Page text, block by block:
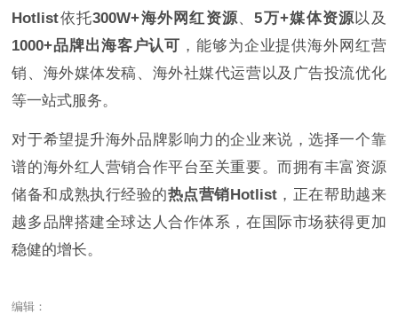
Hotlist依托300W+海外网红资源、5万+媒体资源以及
1000+品牌出海客户认可 ，能够为企业提供海外网红营
销、海外媒体发稿、海外社媒代运营以及广告投流优化
等一站式服务。
对于希望提升海外品牌影响力的企业来说，选择一个靠
谱的海外红人营销合作平台至关重要。而拥有丰富资源
储备和成熟执行经验的热点营销Hotlist，正在帮助越来
越多品牌搭建全球达人合作体系，在国际市场获得更加
稳健的增长。
编辑：